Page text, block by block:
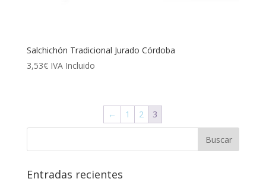
Salchichón Tradicional Jurado Córdoba
3,53€ IVA Incluido
← 1 2 3
Entradas recientes